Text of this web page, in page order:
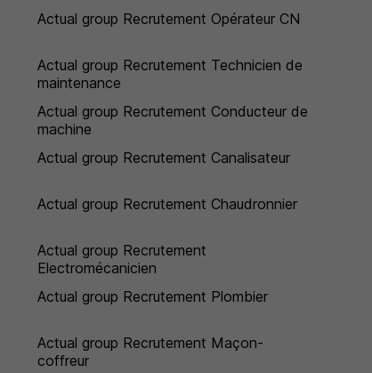
Actual group Recrutement Opérateur CN
Actual group Recrutement Technicien de
maintenance
Actual group Recrutement Conducteur de
machine
Actual group Recrutement Canalisateur
Actual group Recrutement Chaudronnier
Actual group Recrutement
Electromécanicien
Actual group Recrutement Plombier
Actual group Recrutement Maçon-
coffreur